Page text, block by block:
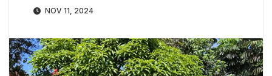
NOV 11, 2024